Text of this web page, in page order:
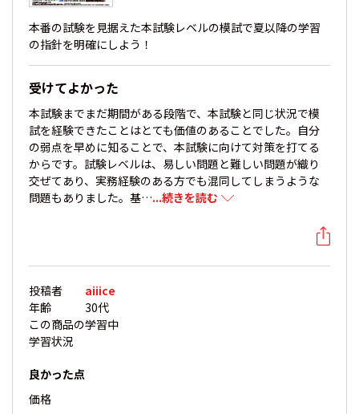
本番の試験を見据えた本試験レベルの模試で夏以降の学習
の指針を明確にしよう！
受けてよかった
本試験までまだ期間がある段階で、本試験と同じ状況で模
試を経験できたことはとても価値のあることでした。自分
の弱点を早めに知ることで、本試験に向けて対策を打てる
からです。試験レベルは、易しい問題と難しい問題が織り
交ぜてあり、実務経験のある方でも混同してしまうような
問題もありました。基…...続きを読む
投稿者
aiiice
年齢
30代
この商品の
学習状況
学習中
良かった点
価格